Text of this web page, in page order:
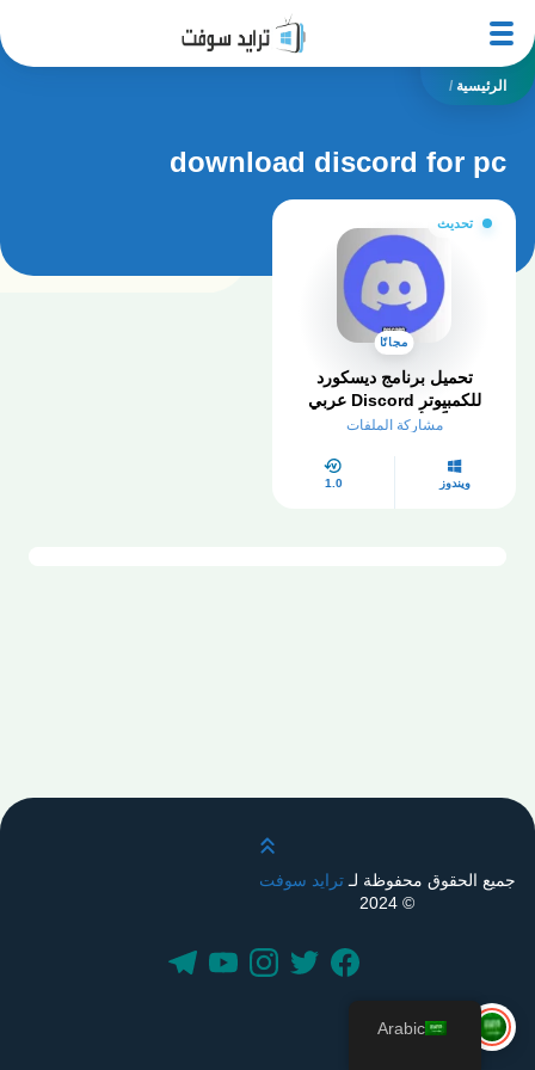
الرئيسية /
download discord for pc
تحديث
مجانًا
تحميل برنامج ديسكورد
للكمبيوتر Discord عربي
مجاناً – أخر إصدار 2025
مشاركة الملفات
ويندوز 1.0
قم بالتمرير لأعلى
جميع الحقوق محفوظة لـترايد سوفت
© 2024
Arabic